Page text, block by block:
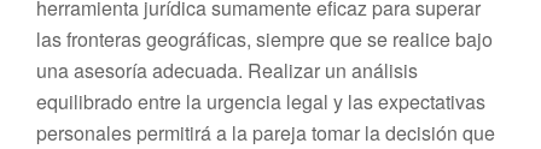
herramienta jurídica sumamente eficaz para superar
las fronteras geográficas, siempre que se realice bajo
una asesoría adecuada. Realizar un análisis
equilibrado entre la urgencia legal y las expectativas
personales permitirá a la pareja tomar la decisión que